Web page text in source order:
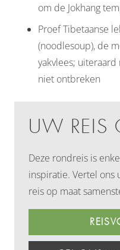
om de Jokhang
Proef Tibetaanse
(noodlesoup), de
yakvlees;
niet ontbreken
UW REIS
Deze rondreis is
inspiratie. Vertel ons
reis op maat